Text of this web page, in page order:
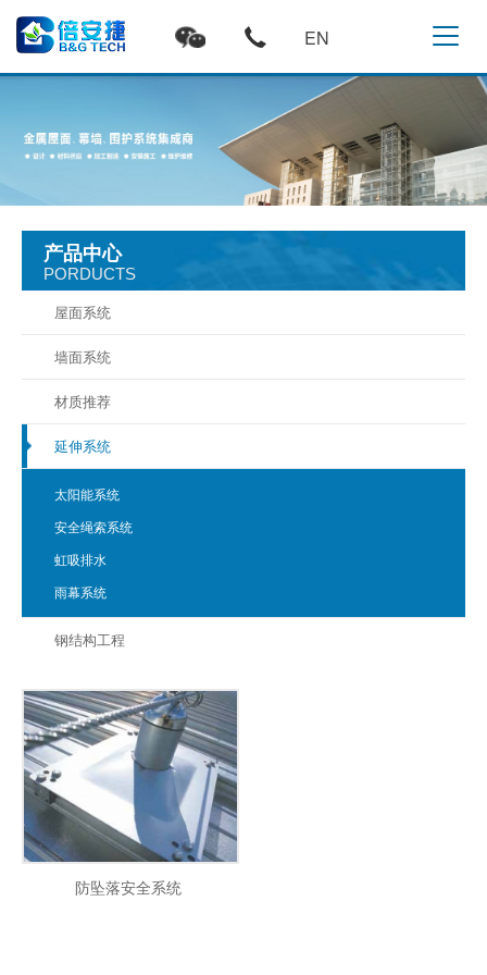
EN
产品中心
PORDUCTS
屋面系统
墙面系统
材质推荐
延伸系统
太阳能系统
安全绳索系统
虹吸排水
雨幕系统
钢结构工程
防坠落安全系统